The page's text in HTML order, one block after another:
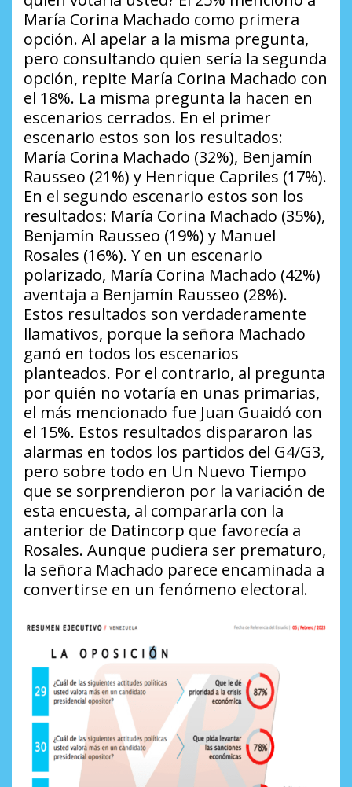
María Corina Machado como primera
opción. Al apelar a la misma pregunta,
pero consultando quien sería la segunda
opción, repite María Corina Machado con
el 18%. La misma pregunta la hacen en
escenarios cerrados. En el primer
escenario estos son los resultados:
María Corina Machado (32%), Benjamín
Rausseo (21%) y Henrique Capriles (17%).
En el segundo escenario estos son los
resultados: María Corina Machado (35%),
Benjamín Rausseo (19%) y Manuel
Rosales (16%). Y en un escenario
polarizado, María Corina Machado (42%)
aventaja a Benjamín Rausseo (28%).
Estos resultados son verdaderamente
llamativos, porque la señora Machado
ganó en todos los escenarios
planteados. Por el contrario, al pregunta
por quién no votaría en unas primarias,
el más mencionado fue Juan Guaidó con
el 15%. Estos resultados dispararon las
alarmas en todos los partidos del G4/G3,
pero sobre todo en Un Nuevo Tiempo
que se sorprendieron por la variación de
esta encuesta, al compararla con la
anterior de Datincorp que favorecía a
Rosales. Aunque pudiera ser prematuro,
la señora Machado parece encaminada a
convertirse en un fenómeno electoral.